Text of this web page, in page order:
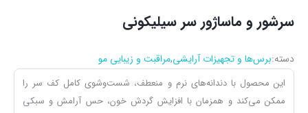
سرشور و ماساژور سر سیلیکونی
دسته:برس‌ها و تجهیزات آرایشی,مراقبت و زیبایی مو
این محصول با دندانه‌های نرم و منعطف، شست‌وشوی کامل کف سر را
ممکن می‌کند و همزمان با افزایش گردش خون، حس آرامش و سبکی